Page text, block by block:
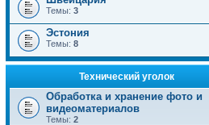
Темы: 3
Эстония
Темы: 8
Технический уголок
Обработка и хранение фото и
видеоматериалов
Темы: 2